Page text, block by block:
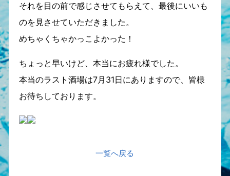
それを目の前で感じさせてもらえて、最後にいいも
のを見させていただきました。
めちゃくちゃかっこよかった！
ちょっと早いけど、本当にお疲れ様でした。
本当のラスト酒場は7月31日にありますので、皆様
お待ちしております。
一覧へ戻る